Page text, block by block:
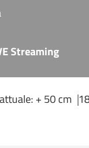
secondario
Streaming
+ 50 cm